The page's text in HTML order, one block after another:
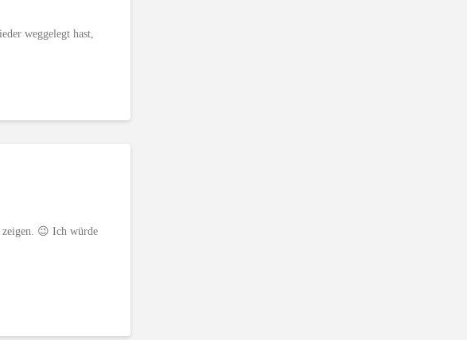
weggelegt hast,
😉 Ich würde